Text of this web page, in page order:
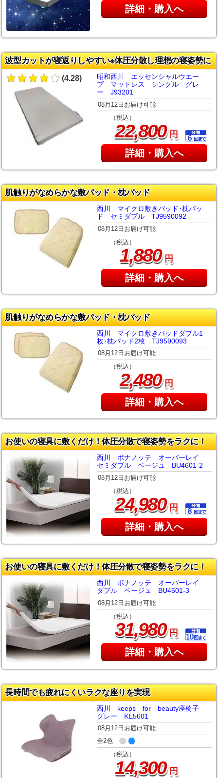
詳細・購入へ
波型カットが寝返りしやすい※体圧分散し理想の寝姿勢に
(4.28)
昭和西川 エッセンシャルウエー
ブ マットレス シングル グレ
ー J93201
08月12日お届け可能
（税込）
22,800円
詳細・購入へ
肌触りがなめらかな敷パッド・枕パッド
西川 マイクロ敷きパッド･枕パッ
ド セミダブル TJ9590092
08月12日お届け可能
（税込）
1,880円
詳細・購入へ
肌触りがなめらかな敷パッド・枕パッド
西川 マイクロ敷きパッドダブル1
枚･枕パッド2枚 TJ9590093
08月12日お届け可能
（税込）
2,480円
詳細・購入へ
お使いの寝具に敷くだけ！体圧分散で寝姿勢をラクに！
西川 ボナノッテ オーバーレイ
セミダブル ベージュ BU4601-2
08月12日お届け可能
（税込）
24,980円
詳細・購入へ
お使いの寝具に敷くだけ！体圧分散で寝姿勢をラクに！
西川 ボナノッテ オーバーレイ
ダブル ベージュ BU4601-3
08月12日お届け可能
（税込）
31,980円
詳細・購入へ
長時間でも疲れにくいラクな座りを実現
西川 keeps for beauty座椅子
グレー KE5601
08月12日お届け可能
全2色
（税込）
14,300円